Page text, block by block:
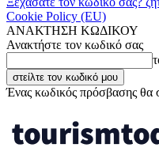
Cookie Policy (EU)
ΑΝΑΚΤΗΣΗ ΚΩΔΙΚΟΥ
Ανακτήστε τον κωδικό σας
Ένας κωδικός πρόσβασης θα